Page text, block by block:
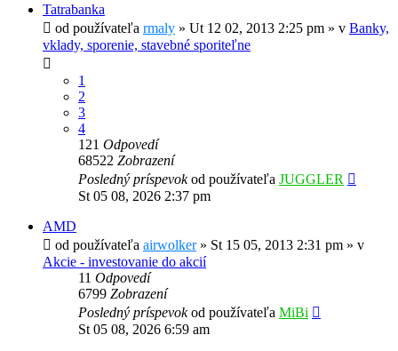
Tatrabanka
od používateľa rmaly » Ut 12 02, 2013 2:25 pm » v Banky,
vklady, sporenie, stavebné sporiteľne
1
2
3
4
121 Odpovedí
68522 Zobrazení
Posledný príspevokod používateľa JUGGLER
St 05 08, 2026 2:37 pm
AMD
od používateľa airwolker» St 15 05, 2013 2:31 pm » v
Akcie - investovanie do akcií
11 Odpovedí
6799 Zobrazení
Posledný príspevokod používateľa MiBi
St 05 08, 2026 6:59 am